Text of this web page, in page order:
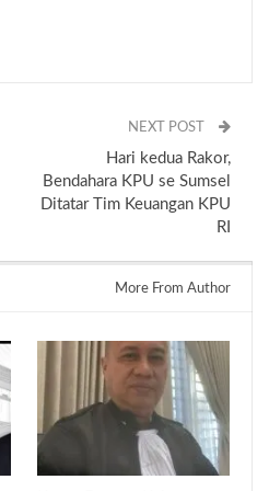
NEXT POST
Hari kedua Rakor,
Bendahara KPU se Sumsel
Ditatar Tim Keuangan KPU
RI
More From Author